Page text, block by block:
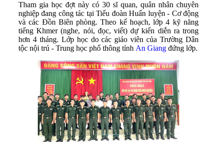
Tham gia học đợt này có 30 sĩ quan, quân nhân chuyên
nghiệp đang công tác tại Tiểu đoàn Huấn luyện - Cơ động
và các Đồn Biên phòng. Theo kế hoạch, lớp 4 kỹ năng
tiếng Khmer (nghe, nói, đọc, viết) dự kiến diễn ra trong
hơn 4 tháng. Lớp học do các giáo viên của Trường Dân
tộc nội trú - Trung học phổ thông tỉnh An Giang đứng lớp.